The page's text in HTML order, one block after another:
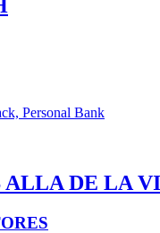
ALLA DE LA